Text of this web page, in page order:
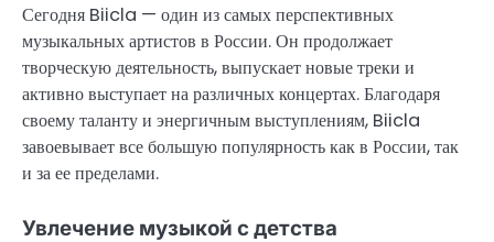
Сегодня Biicla — один из самых перспективных
музыкальных артистов в России. Он продолжает
творческую деятельность, выпускает новые треки и
активно выступает на различных концертах. Благодаря
своему таланту и энергичным выступлениям, Biicla
завоевывает все большую популярность как в России, так
и за ее пределами.
Увлечение музыкой с детства